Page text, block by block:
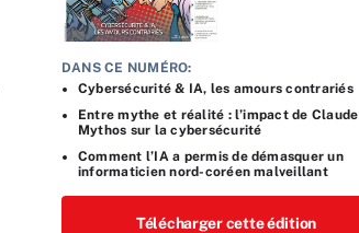
DANS CE NUMÉRO:
Cybersécurité & IA, les amours contrariés
Entre mythe et réalité : l’impact de Claude
Mythos sur la cybersécurité
Comment l’IA a permis de démasquer un
informaticien nord-coréen malveillant
Télécharger cette édition